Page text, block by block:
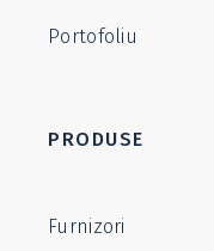
Portofoliu
PRODUSE
Furnizori